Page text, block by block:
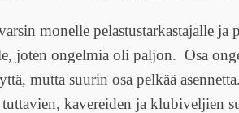
monelle pelastustarkastajalle
joten ongelmia oli paljon. Osa
mutta suurin osa pelkää
kavereiden ja klubiveljien